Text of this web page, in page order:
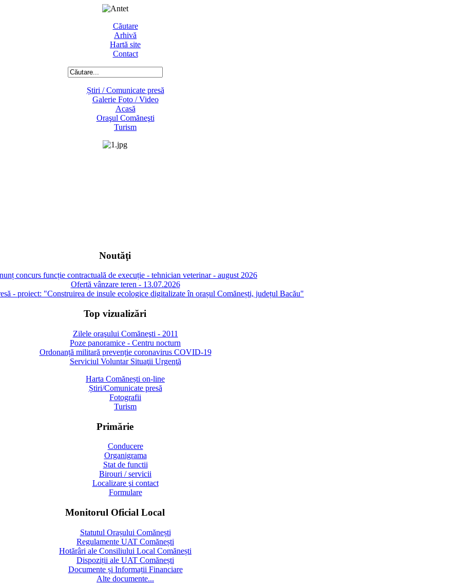
Căutare
Arhivă
Hartă site
Contact
Știri / Comunicate presă
Galerie Foto / Video
Acasă
Oraşul Comăneşti
Turism
Noutăţi
concurs funcție contractuală de execuție - tehnician veterinar - august 2026
Ofertă vânzare teren - 13.07.2026
- proiect: "Construirea de insule ecologice digitalizate în orașul Comănești, județul Bacău"
Top vizualizări
Zilele oraşului Comăneşti - 2011
Poze panoramice - Centru nocturn
Ordonanță militară prevenție coronavirus COVID-19
Serviciul Voluntar Situaţii Urgenţă
Harta Comănești on-line
Știri/Comunicate presă
Fotografii
Turism
Primărie
Conducere
Organigrama
Stat de functii
Birouri / servicii
Localizare şi contact
Formulare
Monitorul Oficial Local
Statutul Orașului Comănești
Regulamente UAT Comănești
Hotărâri ale Consiliului Local Comănești
Dispoziții ale UAT Comănești
Documente și Informații Financiare
Alte documente...